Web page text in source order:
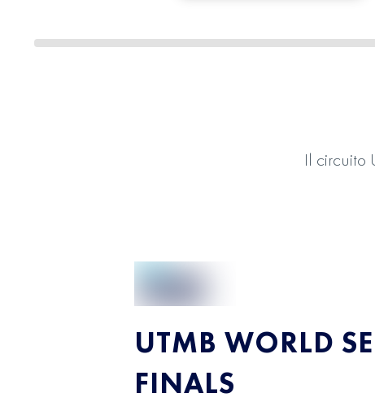
Il circuito
UTMB WORLD
FINALS